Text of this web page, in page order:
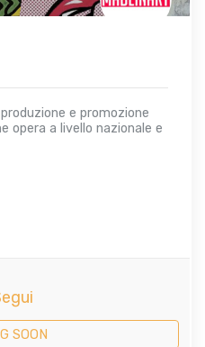
e promozione
opera a livello nazionale e
SOON